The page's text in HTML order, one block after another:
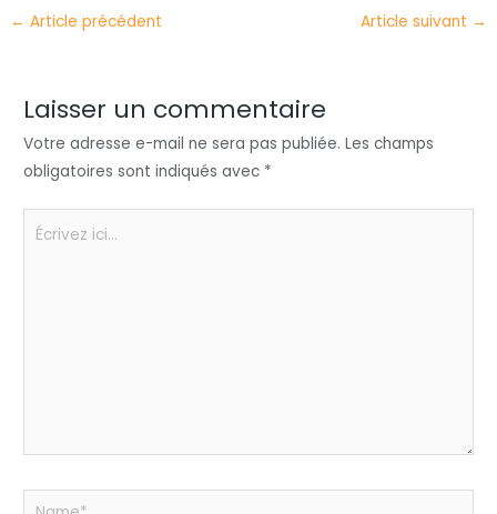
ee
n
e
o
k
a
A
p
a
a
g
← Article précédent Article suivant →
Laisser un commentaire
Votre adresse e-mail ne sera pas publiée. Les champs
obligatoires sont indiqués avec *
Écrivez
Name*